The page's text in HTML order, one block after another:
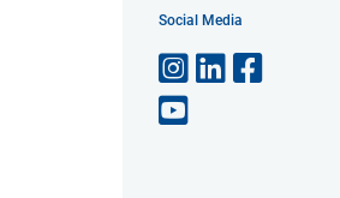
Social Media